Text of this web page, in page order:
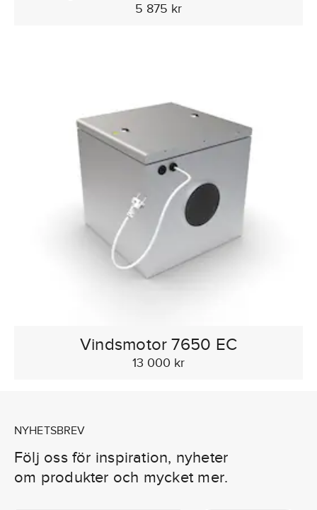
5 875 kr
Vindsmotor 7650 EC
13 000 kr
NYHETSBREV
Följ oss för inspiration, nyheter
om produkter och mycket mer.